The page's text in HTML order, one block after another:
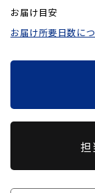
お届け目安
お届け所要日数に
担